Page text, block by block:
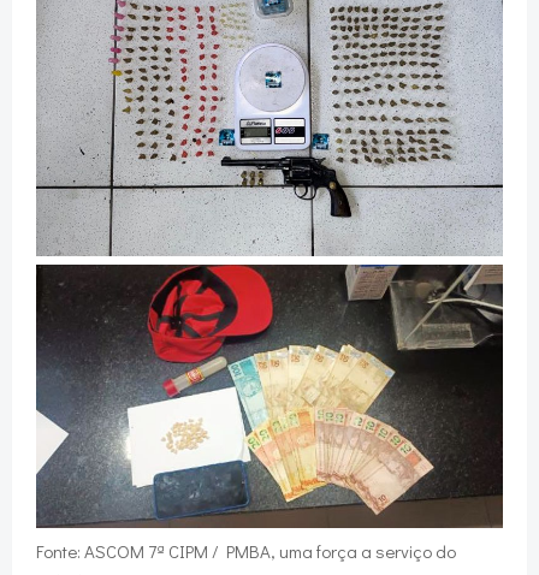
Fonte: ASCOM 7ª CIPM / PMBA, uma força a serviço do